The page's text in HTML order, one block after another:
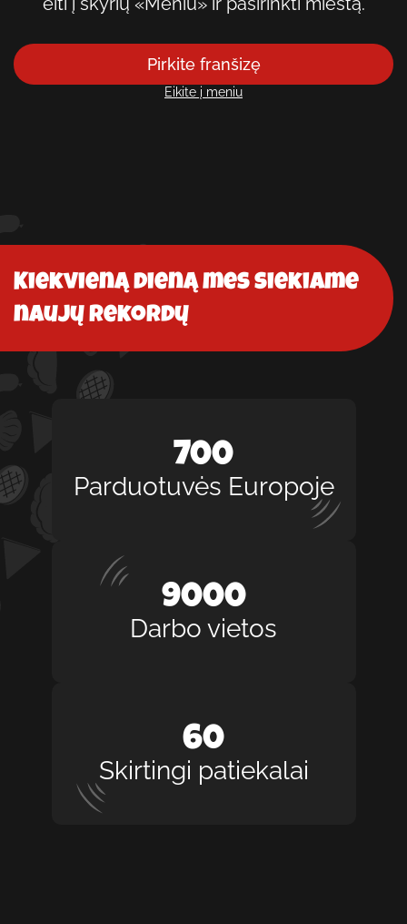
Pirkite franšizę
Eikite į meniu
Kiekvieną dieną mes siekiame
naujų rekordų
Parduotuvės Europoje
700
Darbo vietos
9000
Skirtingi patiekalai
60